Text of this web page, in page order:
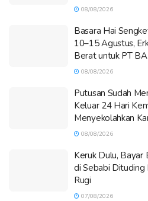
08/08/2026
Basara Hai
10–15 Agustus,
Berat untuk PT
08/08/2026
Putusan Sudah
Keluar 24 Hari
Menyekolahkan
08/08/2026
Keruk Dulu, Bayar
di Sebabi Dituding
Rugi
07/08/2026